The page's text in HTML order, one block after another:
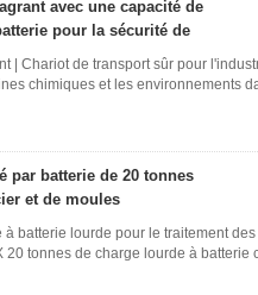
avec une capacité de
pour la sécurité de
| Chariot de transport sûr pour
chimiques et les environnements
par batterie de 20 tonnes
et de moules
batterie lourde pour le traitement
tonnes de charge lourde à batterie